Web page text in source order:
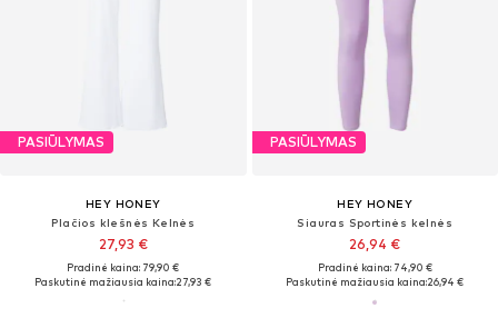
PASIŪLYMAS
HEY HONEY
Plačios klešnės Kelnės
27,93 €
Pradinė kaina: 79,90 €
Paskutinė mažiausia kaina:27,93 €
PASIŪLYMAS
HEY HONEY
Siauras Sportinės kelnės
26,94 €
Pradinė kaina: 74,90 €
Paskutinė mažiausia kaina:26,94 €